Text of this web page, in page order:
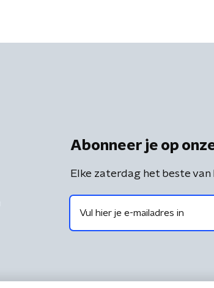
Abonneer je op
Elke zaterdag het beste van